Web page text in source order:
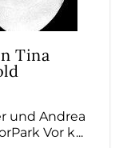
Tina
und Andrea
Vor k